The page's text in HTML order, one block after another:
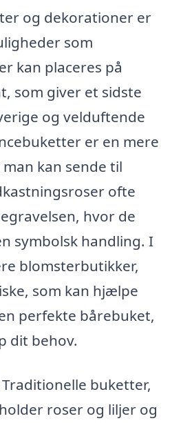
og dekorationer er
som
kan placeres på
som giver et sidste
og velduftende
er en mere
kan sende til
ofte
hvor de
symbolsk handling. I
blomsterbutikker,
som kan hjælpe
perfekte bårebuket,
dit behov.
Traditionelle buketter,
roser og liljer og